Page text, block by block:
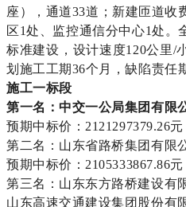
座），通道33道；新建匝道收
区1处、监控通信分中心1处。
标准建设，设计速度120公里/
划施工工期36个月，缺陷责任
施工一标段
第一名：中交一公局集团有限
预期中标价：2121297379.26元
第二名：山东省路桥集团有限
预期中标价：2105333867.86元
第三名：山东东方路桥建设有
山东高速交通建设集团股份有